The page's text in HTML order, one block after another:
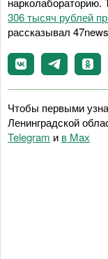
306 тысяч рублей
рассказывал
Чтобы первыми
Ленинградской
Telegram и в Maх